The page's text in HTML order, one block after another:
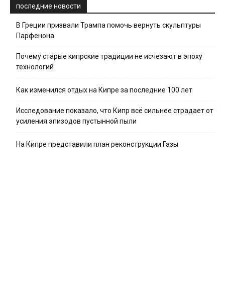
последние новости
В Греции призвали Трампа помочь вернуть скульптуры
Парфенона
Почему старые кипрские традиции не исчезают в эпоху
технологий
Как изменился отдых на Кипре за последние 100 лет
Исследование показало, что Кипр всё сильнее страдает от
усиления эпизодов пустынной пыли
На Кипре представили план реконструкции Газы